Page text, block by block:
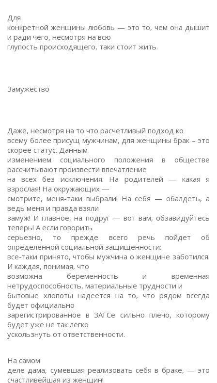
Для
конкретной женщины любовь — это то, чем она дышит
и ради чего, несмотря на всю
глупость происходящего, таки стоит жить.
Замужество
Даже, несмотря на то что расчетливый подход ко
всему более присущ мужчинам, для женщины брак – это
скорее статус. Данным
изменением социального положения в обществе
рассчитывают произвести впечатление
на всех без исключения. На родителей — какая я
взрослая! На окружающих —
смотрите, меня-таки выбрали! На себя — обалдеть, а
ведь меня и правда взяли
замуж! И главное, на подруг — вот вам, обзавидуйтесь
теперь! А если говорить
серьезно, то прежде всего речь пойдет об
определенной социальной защищенности:
все-таки принято, чтобы мужчина о женщине заботился.
И каждая, понимая, что
возможна беременность и временная
нетрудоспособность, материальные трудности и
бытовые хлопоты надеется на то, что рядом всегда
будет официально
зарегистрированное в ЗАГСе сильно плечо, которому
будет уже не так легко
ускользнуть от ответственности.
На самом
деле дама, сумевшая реализовать себя в браке, — это
счастливейшая из женщин!